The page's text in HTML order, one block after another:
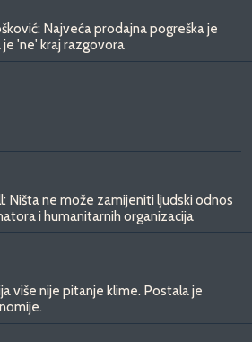
Najveća prodajna pogreška je
'ne' kraj razgovora
Ništa ne može zamijeniti ljudski odnos
i humanitarnih organizacija
više nije pitanje klime. Postala je